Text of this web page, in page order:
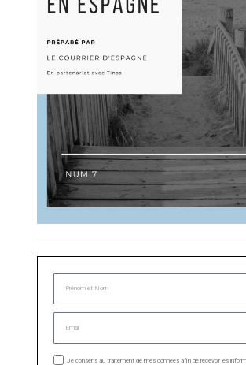
Je consens au traitement de mes données afin de recevoir les